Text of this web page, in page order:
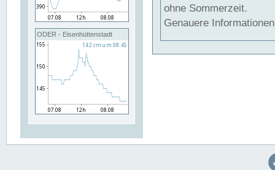
ODER - Eisenhüttenstadt
ohne Sommerzeit.
Genauere